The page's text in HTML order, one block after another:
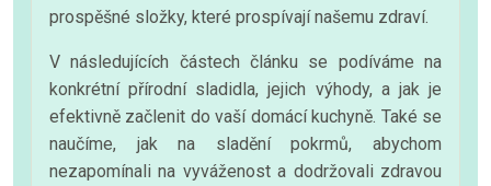
prospěšné složky, které prospívají našemu zdraví.
V následujících částech článku se podíváme na
konkrétní přírodní sladidla, jejich výhody, a jak je
efektivně začlenit do vaší domácí kuchyně. Také se
naučíme, jak na sladění pokrmů, abychom
nezapomínali na vyváženost a dodržovali zdravou